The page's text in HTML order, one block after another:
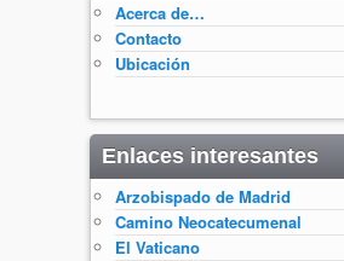
Acerca de…
Contacto
Ubicación
Enlaces interesantes
Arzobispado de Madrid
Camino Neocatecumenal
El Vaticano